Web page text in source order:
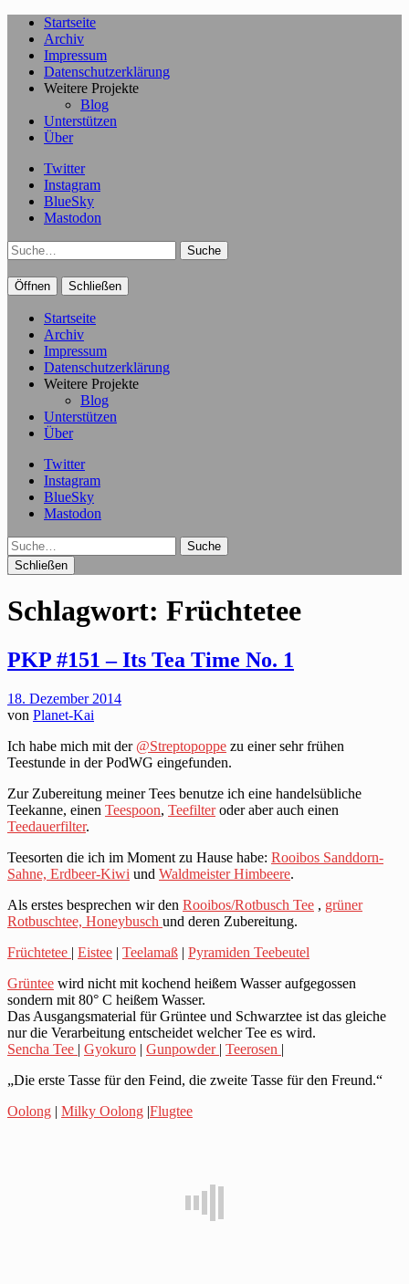
Startseite
Archiv
Impressum
Datenschutzerklärung
Weitere Projekte
Blog
Unterstützen
Über
Twitter
Instagram
BlueSky
Mastodon
Suche
Öffnen Schließen
Startseite
Archiv
Impressum
Datenschutzerklärung
Weitere Projekte
Blog
Unterstützen
Über
Twitter
Instagram
BlueSky
Mastodon
Suche
Schließen
Schlagwort: Früchtetee
PKP #151 – Its Tea Time No. 1
18. Dezember 2014
von Planet-Kai
Ich habe mich mit der @Streptopoppe zu einer sehr frühen
Teestunde in der PodWG eingefunden.
Zur Zubereitung meiner Tees benutze ich eine handelsübliche
Teekanne, einen Teespoon, Teefilteroder aber auch einen
Teedauerfilter.
Teesorten die ich im Moment zu Hause habe: Rooibos Sanddorn-
Sahne, Erdbeer-Kiwi und Waldmeister Himbeere.
Als erstes besprechen wir den Rooibos/Rotbusch Tee , grüner
Rotbuschtee, Honeybusch und deren Zubereitung.
Früchtetee | Eistee | Teelamaß | Pyramiden Teebeutel
Grüntee wird nicht mit kochend heißem Wasser aufgegossen
sondern mit 80° C heißem Wasser.
Das Ausgangsmaterial für Grüntee und Schwarztee ist das gleiche
nur die Verarbeitung entscheidet welcher Tee es wird.
Sencha Tee | Gyokuro | Gunpowder | Teerosen |
„Die erste Tasse für den Feind, die zweite Tasse für den Freund.“
Oolong | Milky Oolong |Flugtee